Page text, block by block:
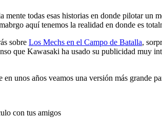
mente todas esas historias en donde pilotar
aquí tenemos la realidad en donde es
sobre Los Mechs en el Campo de Batalla,
que Kawasaki ha usado su publicidad muy
unos años veamos una versión más grande
con tus amigos